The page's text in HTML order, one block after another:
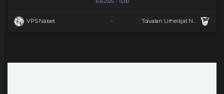
15.8.2026 15:00
VPS Naiset -